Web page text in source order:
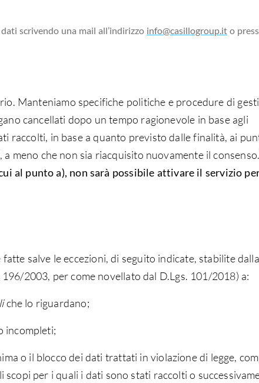
scrivendo una mail all’indirizzo info@casillogroup.it o
Manteniamo specifiche politiche e procedure di
cancellati dopo un tempo ragionevole in base agli
raccolti, in base a quanto previsto dalle finalità, ai
meno che non sia riacquisito nuovamente il
al punto a), non sarà possibile attivare il servizio
salve le eccezioni, di seguito indicate, stabilite
2003, per come novellato dal D.Lgs. 101/2018) a:
che lo riguardano;
incompleti;
o il blocco dei dati trattati in violazione di legge,
per i quali i dati sono stati raccolti o